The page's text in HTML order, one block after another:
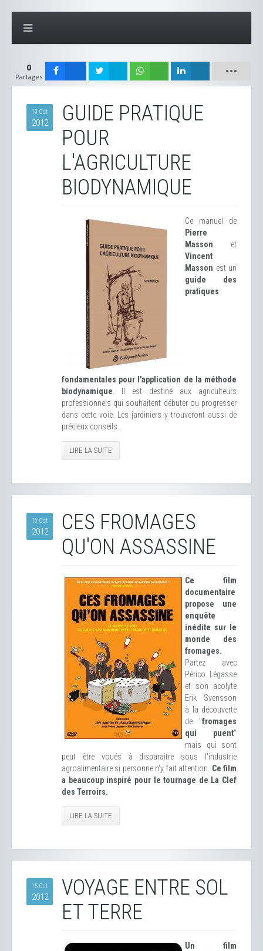
0
Partages
19 Oct
2012
GUIDE PRATIQUE
POUR
L'AGRICULTURE
BIODYNAMIQUE
Ce manuel de
Pierre
Masson et
Vincent
Masson est un
guide des
pratiques
fondamentales pour l'application de la méthode
biodynamique . Il est destiné aux agriculteurs
professionnels qui souhaitent débuter ou progresser
dans cette voie. Les jardiniers y trouveront aussi de
précieux conseils.
LIRE LA SUITE
16 Oct
2012
CES FROMAGES
QU'ON ASSASSINE
Ce film
documentaire
propose une
enquête
inédite sur le
monde des
fromages.
Partez avec
Périco Légasse
et son acolyte
Erik Svensson
à la découverte
de "fromages
qui puent"
mais qui sont
peut être voués à disparaitre sous l'industrie
agroalimentaire si personne n'y fait attention. Ce film
a beaucoup inspiré pour le tournage de La Clef
des Terroirs.
LIRE LA SUITE
15 Oct
2012
VOYAGE ENTRE SOL
ET TERRE
Un film